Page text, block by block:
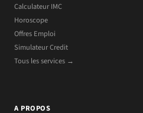
Calculateur IMC
Horoscope
Offres Emploi
Simulateur Credit
Tous les services →
A PROPOS